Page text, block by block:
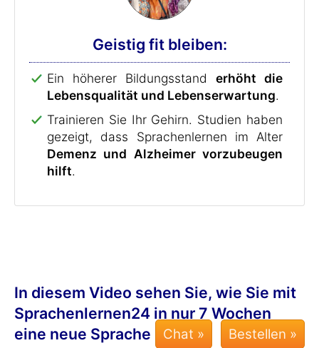
Geistig fit bleiben:
Ein höherer Bildungsstand erhöht die
Lebensqualität und Lebenserwartung.
Trainieren Sie Ihr Gehirn. Studien haben
gezeigt, dass Sprachenlernen im Alter
Demenz und Alzheimer vorzubeugen
hilft.
In diesem Video sehen Sie, wie Sie mit
Sprachenlernen24 in nur 7 Wochen
eine neue Sprache lernen:
Chat »